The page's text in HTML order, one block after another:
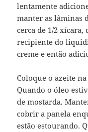
lentamente
manter as lâminas
cerca de 1/2
recipiente do
creme e então
Coloque o azeite
Quando o óleo
de mostarda.
cobrir a panela
estão estourando.